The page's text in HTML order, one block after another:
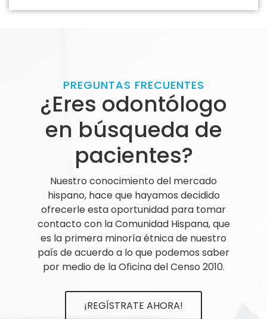
PREGUNTAS FRECUENTES
¿Eres odontólogo
en búsqueda de
pacientes?
Nuestro conocimiento del mercado
hispano, hace que hayamos decidido
ofrecerle esta oportunidad para tomar
contacto con la Comunidad Hispana, que
es la primera minoría étnica de nuestro
país de acuerdo a lo que podemos saber
por medio de la Oficina del Censo 2010.
¡REGÍSTRATE AHORA!